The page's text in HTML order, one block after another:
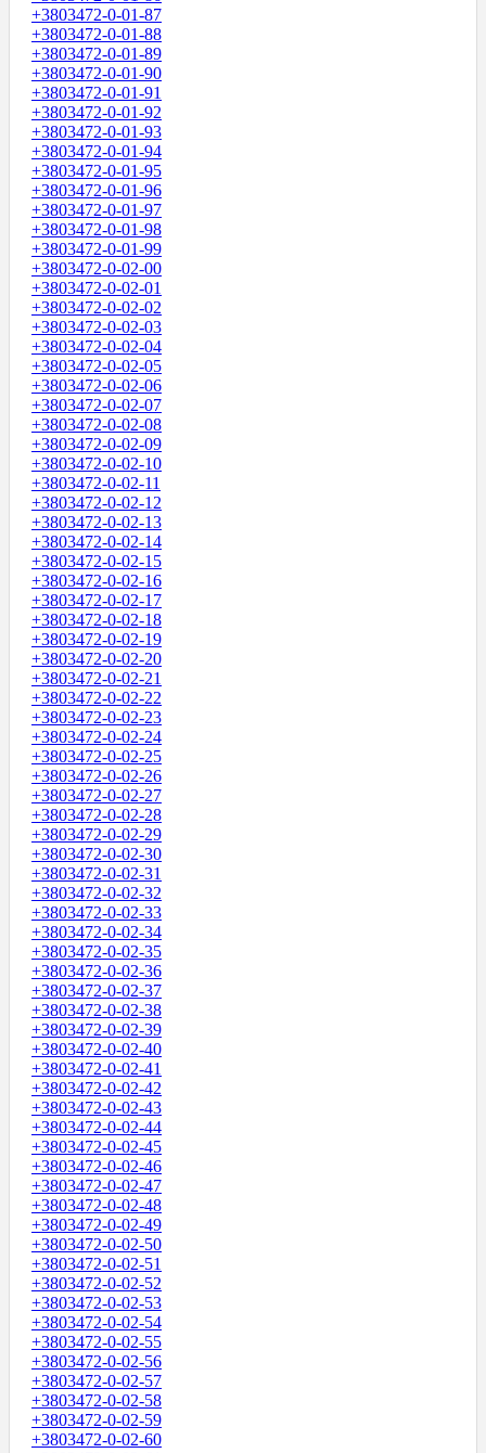
+3803472-0-01-87
+3803472-0-01-88
+3803472-0-01-89
+3803472-0-01-90
+3803472-0-01-91
+3803472-0-01-92
+3803472-0-01-93
+3803472-0-01-94
+3803472-0-01-95
+3803472-0-01-96
+3803472-0-01-97
+3803472-0-01-98
+3803472-0-01-99
+3803472-0-02-00
+3803472-0-02-01
+3803472-0-02-02
+3803472-0-02-03
+3803472-0-02-04
+3803472-0-02-05
+3803472-0-02-06
+3803472-0-02-07
+3803472-0-02-08
+3803472-0-02-09
+3803472-0-02-10
+3803472-0-02-11
+3803472-0-02-12
+3803472-0-02-13
+3803472-0-02-14
+3803472-0-02-15
+3803472-0-02-16
+3803472-0-02-17
+3803472-0-02-18
+3803472-0-02-19
+3803472-0-02-20
+3803472-0-02-21
+3803472-0-02-22
+3803472-0-02-23
+3803472-0-02-24
+3803472-0-02-25
+3803472-0-02-26
+3803472-0-02-27
+3803472-0-02-28
+3803472-0-02-29
+3803472-0-02-30
+3803472-0-02-31
+3803472-0-02-32
+3803472-0-02-33
+3803472-0-02-34
+3803472-0-02-35
+3803472-0-02-36
+3803472-0-02-37
+3803472-0-02-38
+3803472-0-02-39
+3803472-0-02-40
+3803472-0-02-41
+3803472-0-02-42
+3803472-0-02-43
+3803472-0-02-44
+3803472-0-02-45
+3803472-0-02-46
+3803472-0-02-47
+3803472-0-02-48
+3803472-0-02-49
+3803472-0-02-50
+3803472-0-02-51
+3803472-0-02-52
+3803472-0-02-53
+3803472-0-02-54
+3803472-0-02-55
+3803472-0-02-56
+3803472-0-02-57
+3803472-0-02-58
+3803472-0-02-59
+3803472-0-02-60